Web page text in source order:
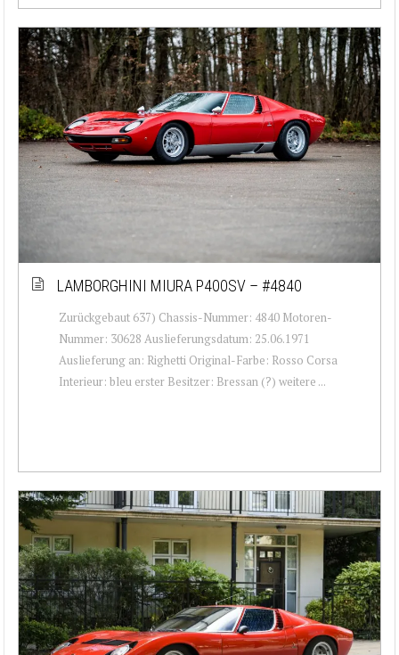
LAMBORGHINI MIURA P400SV – #4840
Zurückgebaut 637) Chassis-Nummer: 4840 Motoren-
Nummer: 30628 Auslieferungsdatum: 25.06.1971
Auslieferung an: Righetti Original-Farbe: Rosso Corsa
Interieur: bleu erster Besitzer: Bressan (?) weitere ...